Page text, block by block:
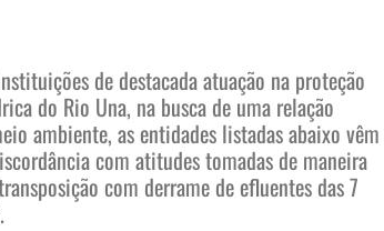
de destacada atuação na proteção
do Rio Una, na busca de uma relação
ambiente, as entidades listadas abaixo vêm
com atitudes tomadas de maneira
com derrame de efluentes das 7